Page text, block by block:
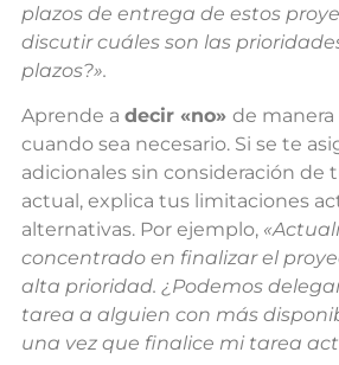
plazos de entrega de estos
discutir cuáles son las
plazos?».
Aprende a decir «no» de
cuando sea necesario. Si se te
adicionales sin consideración de
actual, explica tus limitaciones
alternativas. Por ejemplo,
concentrado en finalizar el
alta prioridad. ¿Podemos
tarea a alguien con más
una vez que finalice mi tarea